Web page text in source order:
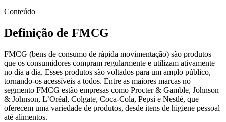
Conteúdo
Definição de FMCG
FMCG (bens de consumo de rápida movimentação) são produtos
que os consumidores compram regularmente e utilizam ativamente
no dia a dia. Esses produtos são voltados para um amplo público,
tornando-os acessíveis a todos. Entre as maiores marcas no
segmento FMCG estão empresas como Procter & Gamble, Johnson
& Johnson, L’Oréal, Colgate, Coca-Cola, Pepsi e Nestlé, que
oferecem uma variedade de produtos, desde itens de higiene pessoal
até alimentos.